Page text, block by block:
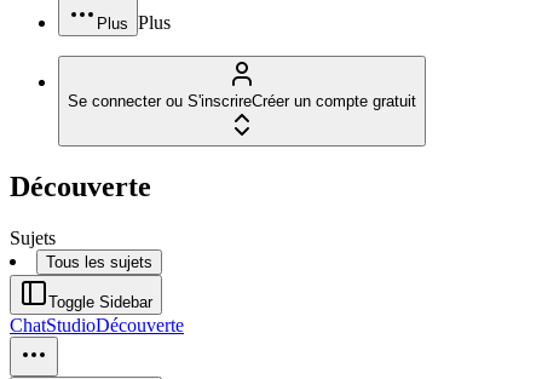
Plus Plus
Se connecter ou S'inscrireCréer un compte gratuit
Découverte
Sujets
Tous les sujets
Toggle Sidebar
ChatStudioDécouverte